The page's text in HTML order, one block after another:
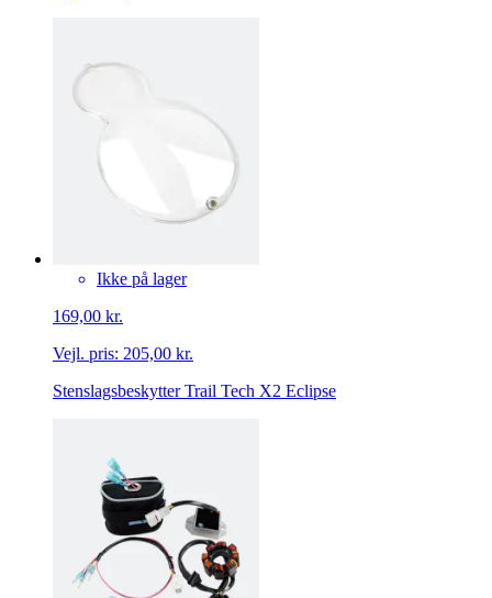
Ikke på lager
169,00 kr.
Vejl. pris: 205,00 kr.
Stenslagsbeskytter Trail Tech X2 Eclipse